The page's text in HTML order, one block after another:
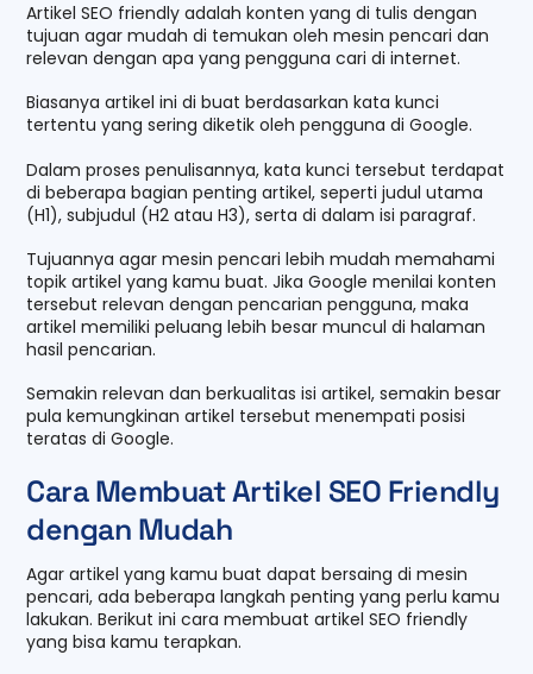
Artikel SEO friendly adalah konten yang di tulis dengan
tujuan agar mudah di temukan oleh mesin pencari dan
relevan dengan apa yang pengguna cari di internet.
Biasanya artikel ini di buat berdasarkan kata kunci
tertentu yang sering diketik oleh pengguna di Google.
Dalam proses penulisannya, kata kunci tersebut terdapat
di beberapa bagian penting artikel, seperti judul utama
(H1), subjudul (H2 atau H3), serta di dalam isi paragraf.
Tujuannya agar mesin pencari lebih mudah memahami
topik artikel yang kamu buat. Jika Google menilai konten
tersebut relevan dengan pencarian pengguna, maka
artikel memiliki peluang lebih besar muncul di halaman
hasil pencarian.
Semakin relevan dan berkualitas isi artikel, semakin besar
pula kemungkinan artikel tersebut menempati posisi
teratas di Google.
Cara Membuat Artikel SEO Friendly
dengan Mudah
Agar artikel yang kamu buat dapat bersaing di mesin
pencari, ada beberapa langkah penting yang perlu kamu
lakukan. Berikut ini cara membuat artikel SEO friendly
yang bisa kamu terapkan.